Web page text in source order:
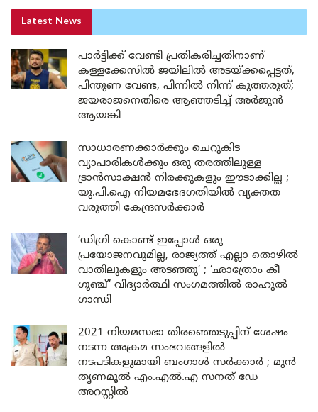
Latest News
പാർട്ടിക്ക് വേണ്ടി പ്രതികരിച്ചതിനാണ്
കള്ളക്കേസിൽ ജയിലിൽ അടയ്ക്കപ്പെട്ടത്,
പിന്തുണ വേണ്ട, പിന്നിൽ നിന്ന് കുത്തരുത്;
ജയരാജനെതിരെ ആഞ്ഞടിച്ച് അർജുൻ
ആയങ്കി
സാധാരണക്കാർക്കും ചെറുകിട
വ്യാപാരികൾക്കും ഒരു തരത്തിലുള്ള
ട്രാൻസാക്ഷൻ നിരക്കുകളും ഈടാക്കില്ല ;
യു.പി.ഐ നിയമഭേദഗതിയിൽ വ്യക്തത
വരുത്തി കേന്ദ്രസർക്കാർ
‘ഡിഗ്രി കൊണ്ട് ഇപ്പോൾ ഒരു
പ്രയോജനവുമില്ല, രാജ്യത്ത് എല്ലാ തൊഴിൽ
വാതിലുകളും അടഞ്ഞു’ ; ‘ഛാത്രോം കീ
ഗൂഞ്ച്’ വിദ്യാർത്ഥി സംഗമത്തിൽ രാഹുൽ
ഗാന്ധി
2021 നിയമസഭാ തിരഞ്ഞെടുപ്പിന് ശേഷം
നടന്ന അക്രമ സംഭവങ്ങളിൽ
നടപടികളുമായി ബംഗാൾ സർക്കാർ ; മുൻ
തൃണമൂൽ എം.എൽ.എ സനത് ഡേ
അറസ്റ്റിൽ